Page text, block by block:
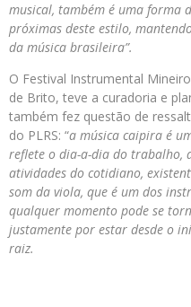
musical, também é uma forma
próximas deste estilo,
da música brasileira”.
O Festival Instrumental
de Brito, teve a curadoria e
também fez questão de
do PLRS: “a música caipira é
reflete o dia-a-dia do trabalho,
atividades do cotidiano,
som da viola, que é um dos
qualquer momento pode se
justamente por estar desde o
raiz.